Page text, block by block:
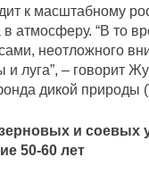
к масштабному
в атмосферу. “В то
неотложного
и луга”, – говорит
дикой природы
и соевых
50-60 лет